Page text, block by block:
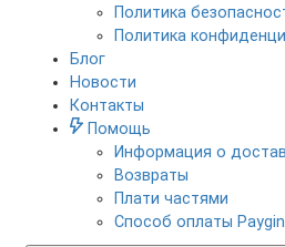
Политика
Политика
Блог
Новости
Контакты
Помощь
Информация о
Возвраты
Плати частями
Способ оплаты